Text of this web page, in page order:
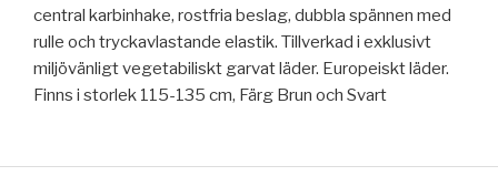
central karbinhake, rostfria beslag, dubbla spännen med
rulle och tryckavlastande elastik. Tillverkad i exklusivt
miljövänligt vegetabiliskt garvat läder. Europeiskt läder.
Finns i storlek 115-135 cm, Färg Brun och Svart